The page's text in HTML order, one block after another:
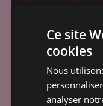
enthousiasme…
Alors, venez
débattre,
bouger pour le
Ce site
cookies
Nous
analyser